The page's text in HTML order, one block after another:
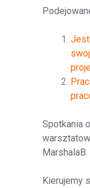
Spotkania
MarshalaB.
Kierujemy